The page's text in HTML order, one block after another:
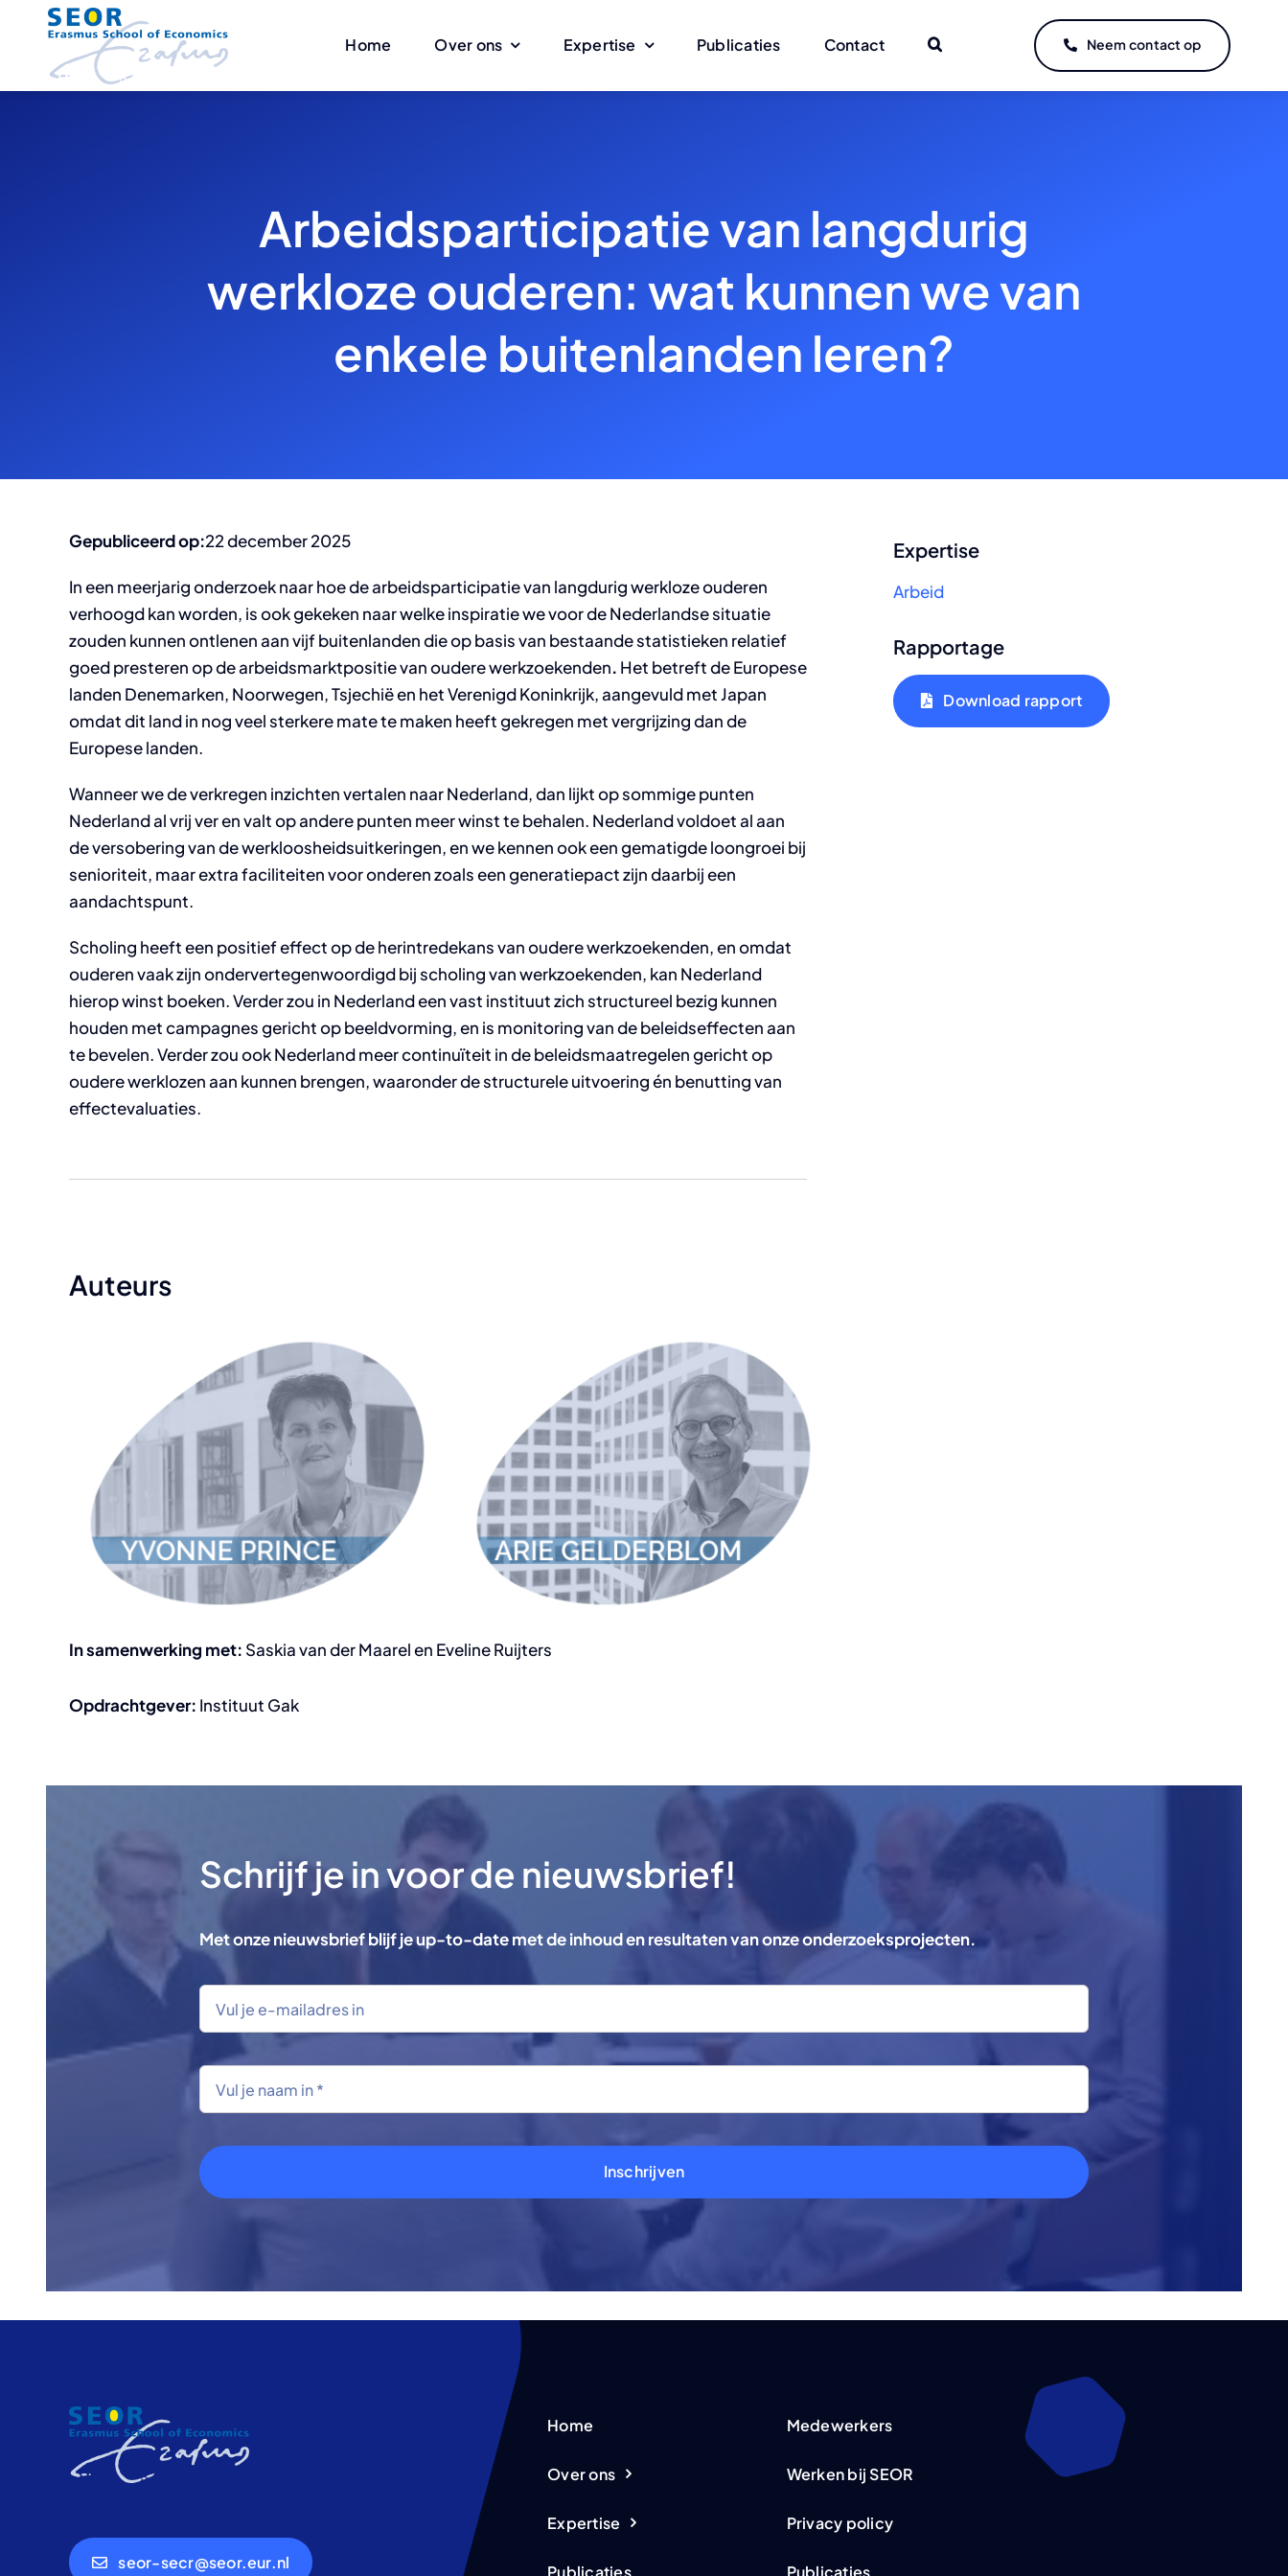
content
Home Over ons Expertise Publicaties Contact Neem contact op
Arbeidsparticipatie van langdurig
werkloze ouderen: wat kunnen we van
enkele buitenlanden leren?
Gepubliceerd op:22 december 2025
In een meerjarig onderzoek naar hoe de arbeidsparticipatie van langdurig werkloze ouderen
verhoogd kan worden, is ook gekeken naar welke inspiratie we voor de Nederlandse situatie
zouden kunnen ontlenen aan vijf buitenlanden die op basis van bestaande statistieken relatief
goed presteren op de arbeidsmarktpositie van oudere werkzoekenden. Het betreft de Europese
landen Denemarken, Noorwegen, Tsjechië en het Verenigd Koninkrijk, aangevuld met Japan
omdat dit land in nog veel sterkere mate te maken heeft gekregen met vergrijzing dan de
Europese landen.
Wanneer we de verkregen inzichten vertalen naar Nederland, dan lijkt op sommige punten
Nederland al vrij ver en valt op andere punten meer winst te behalen. Nederland voldoet al aan
de versobering van de werkloosheidsuitkeringen, en we kennen ook een gematigde loongroei bij
senioriteit, maar extra faciliteiten voor onderen zoals een generatiepact zijn daarbij een
aandachtspunt.
Scholing heeft een positief effect op de herintredekans van oudere werkzoekenden, en omdat
ouderen vaak zijn ondervertegenwoordigd bij scholing van werkzoekenden, kan Nederland
hierop winst boeken. Verder zou in Nederland een vast instituut zich structureel bezig kunnen
houden met campagnes gericht op beeldvorming, en is monitoring van de beleidseffecten aan
te bevelen. Verder zou ook Nederland meer continuïteit in de beleidsmaatregelen gericht op
oudere werklozen aan kunnen brengen, waaronder de structurele uitvoering én benutting van
effectevaluaties.
Expertise
Arbeid
Rapportage
Download rapport
Auteurs
In samenwerking met: Saskia van der Maarel en Eveline Ruijters
Opdrachtgever: Instituut Gak
Schrijf je in voor de nieuwsbrief!
Met onze nieuwsbrief blijf je up-to-date met de inhoud en resultaten van onze onderzoeksprojecten.
Inschrijven
seor-secr@seor.eur.nl
Home
Over ons
Expertise
Publicaties
Medewerkers
Werken bij SEOR
Privacy policy
Publicaties